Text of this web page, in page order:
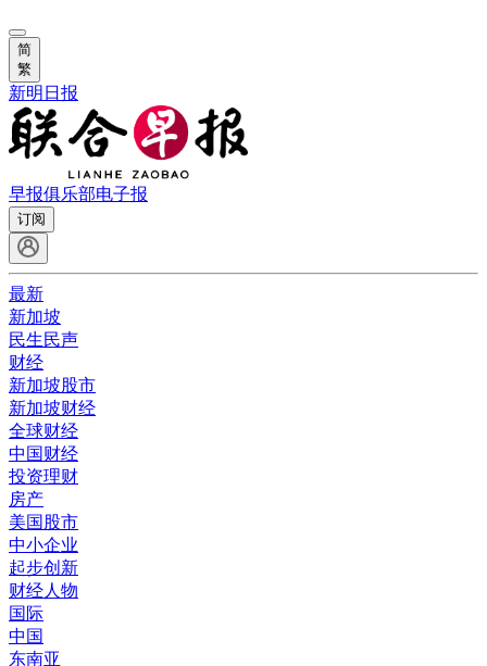
简
繁
新明日报
早报俱乐部电子报
订阅
最新
新加坡
民生民声
财经
新加坡股市
新加坡财经
全球财经
中国财经
投资理财
房产
美国股市
中小企业
起步创新
财经人物
国际
中国
东南亚